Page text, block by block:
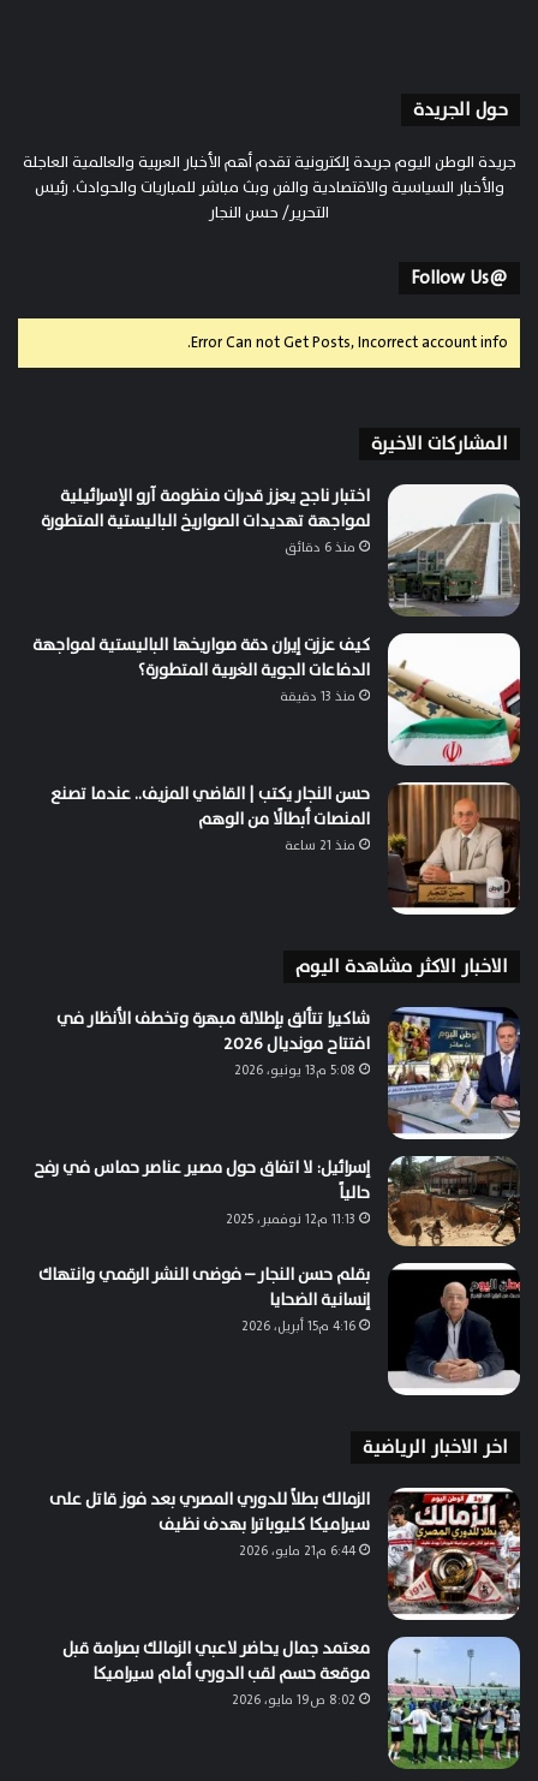
حول الجريدة
جريدة الوطن اليوم جريدة إلكترونية تقدم أهم الأخبار العربية والعالمية العاجلة
والأخبار السياسية والاقتصادية والفن وبث مباشر للمباريات والحوادث. رئيس
التحرير/ حسن النجار
@Follow Us
Error Can not Get Posts, Incorrect account info.
المشاركات الاخيرة
اختبار ناجح يعزز قدرات منظومة آرو الإسرائيلية
لمواجهة تهديدات الصواريخ الباليستية المتطورة
منذ 6 دقائق
كيف عززت إيران دقة صواريخها الباليستية لمواجهة
الدفاعات الجوية الغربية المتطورة؟
منذ 13 دقيقة
حسن النجار يكتب | القاضي المزيف.. عندما تصنع
المنصات أبطالًا من الوهم
منذ 21 ساعة
الاخبار الاكثر مشاهدة اليوم
شاكيرا تتألق بإطلالة مبهرة وتخطف الأنظار في
افتتاح مونديال 2026
5:08 م13 يونيو، 2026
إسرائيل: لا اتفاق حول مصير عناصر حماس في رفح
حالياً
11:13 م12 نوفمبر، 2025
بقلم حسن النجار – فوضى النشر الرقمي وانتهاك
إنسانية الضحايا
4:16 م15 أبريل، 2026
اخر الاخبار الرياضية
الزمالك بطلاً للدوري المصري بعد فوز قاتل على
سيراميكا كليوباترا بهدف نظيف
6:44 م21 مايو، 2026
معتمد جمال يحاضر لاعبي الزمالك بصرامة قبل
موقعة حسم لقب الدوري أمام سيراميكا
8:02 ص19 مايو، 2026